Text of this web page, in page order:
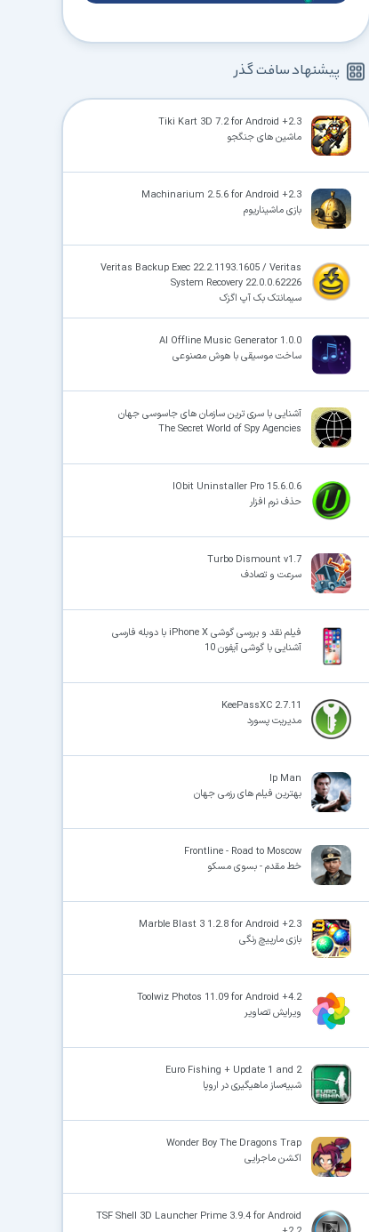
پیشنهاد سافت گذر
Tiki Kart 3D 7.2 for Android +2.3
ماشین های جنگجو
Machinarium 2.5.6 for Android +2.3
بازی ماشیناریوم
Veritas Backup Exec 22.2.1193.1605 / Veritas
System Recovery 22.0.0.62226
سیمانتک بک آپ اگزک
AI Offline Music Generator 1.0.0
ساخت موسیقی با هوش مصنوعی
آشنایی با سری ترین سازمان های جاسوسی جهان
The Secret World of Spy Agencies
IObit Uninstaller Pro 15.6.0.6
حذف نرم افزار
Turbo Dismount v1.7
سرعت و تصادف
فیلم نقد و بررسی گوشی iPhone X با دوبله فارسی
آشنایی با گوشی آیفون 10
KeePassXC 2.7.11
مدیریت پسورد
Ip Man
بهترین فیلم های رزمی جهان
Frontline - Road to Moscow
خط مقدم - بسوی مسکو
Marble Blast 3 1.2.8 for Android +2.3
بازی مارپیچ رنگی
Toolwiz Photos 11.09 for Android +4.2
ویرایش تصاویر
Euro Fishing + Update 1 and 2
شبیه‌ساز ماهیگیری در اروپا
Wonder Boy The Dragons Trap
اکشن ماجرایی
TSF Shell 3D Launcher Prime 3.9.4 for Android